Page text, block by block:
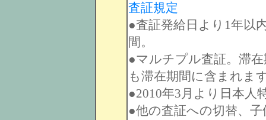
査証規定
●査証発給日より1年以
間。
●マルチプル査証。滞
も滞在期間に含まれま
●2010年3月より日本人
●他の査証への切替、